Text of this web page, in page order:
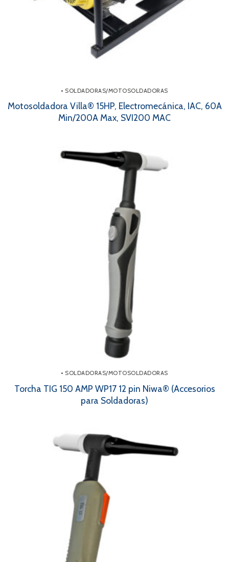
• SOLDADORAS/MOTOSOLDADORAS
Motosoldadora Villa® 15HP, Electromecánica, IAC, 60A
Min/200A Max, SVI200 MAC
• SOLDADORAS/MOTOSOLDADORAS
Torcha TIG 150 AMP WP17 12 pin Niwa® (Accesorios
para Soldadoras)